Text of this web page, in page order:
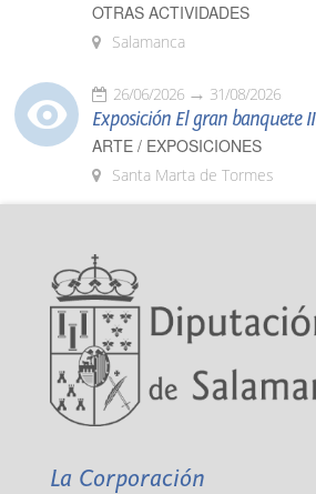
OTRAS ACTIVIDADES
Salamanca
26/06/2026 31/08/2026
Exposición El gran banquete II
ARTE / EXPOSICIONES
Santa Marta de Tormes
La Corporación